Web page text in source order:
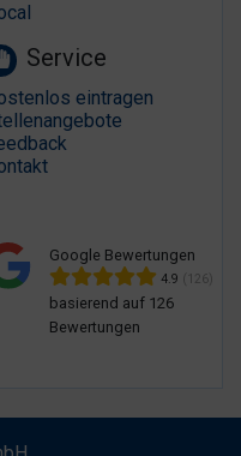
Service
eintragen
Google Bewertungen
4.9 (126)
basierend auf 126
Bewertungen